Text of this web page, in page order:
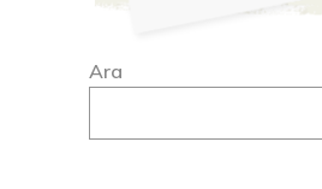
Ara